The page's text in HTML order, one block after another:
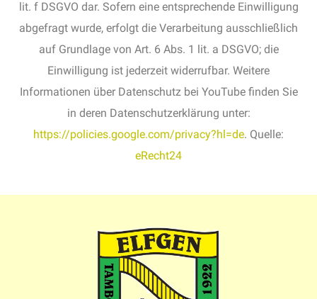
lit. f DSGVO dar. Sofern eine entsprechende Einwilligung
abgefragt wurde, erfolgt die Verarbeitung ausschließlich
auf Grundlage von Art. 6 Abs. 1 lit. a DSGVO; die
Einwilligung ist jederzeit widerrufbar. Weitere
Informationen über Datenschutz bei YouTube finden Sie
in deren Datenschutzerklärung unter:
https://policies.google.com/privacy?hl=de. Quelle:
eRecht24